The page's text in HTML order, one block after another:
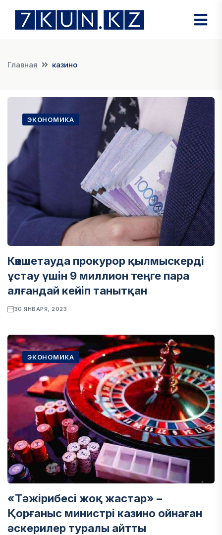
Главная казино
ЭКОНОМИКА
Көкшетауда прокурор қылмыскерді
ұстау үшін 9 миллион теңге пара
алғандай кейіп танытқан
30 ЯНВАРЯ, 2023
ЭКОНОМИКА
«Тәжірибесі жоқ жастар» –
Қорғаныс министрі казино ойнаған
әскерилер туралы айтты